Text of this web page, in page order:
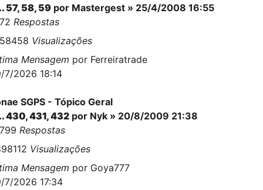
57, 58, 59 por Mastergest » 25/4/2008 16:55
Respostas
Visualizações
Mensagem por Ferreiratrade
7/2026 18:14
SGPS - Tópico Geral
430,431,432 por Nyk » 20/8/2009 21:38
Respostas
Visualizações
Mensagem por Goya777
7/2026 17:34